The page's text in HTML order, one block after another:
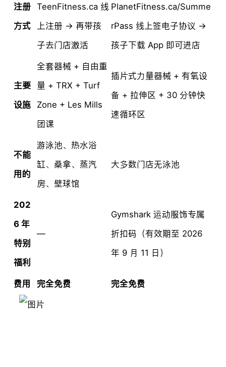
注册
方式
TeenFitness.ca 线
上注册 → 再带孩
子去门店激活
PlanetFitness.ca/Summe
rPass 线上签电子协议 →
孩子下载 App 即可进店
主要
设施
全套器械 + 自由重
量 + TRX + Turf
Zone + Les Mills
团课
插片式力量器械 + 有氧设
备 + 拉伸区 + 30 分钟快
速循环区
不能
用的
游泳池、热水浴
缸、桑拿、蒸汽
房、壁球馆
大多数门店无泳池
202
6 年
特别
福利
—
Gymshark 运动服饰专属
折扣码（有效期至 2026
年 9 月 11 日）
费用 完全免费 完全免费